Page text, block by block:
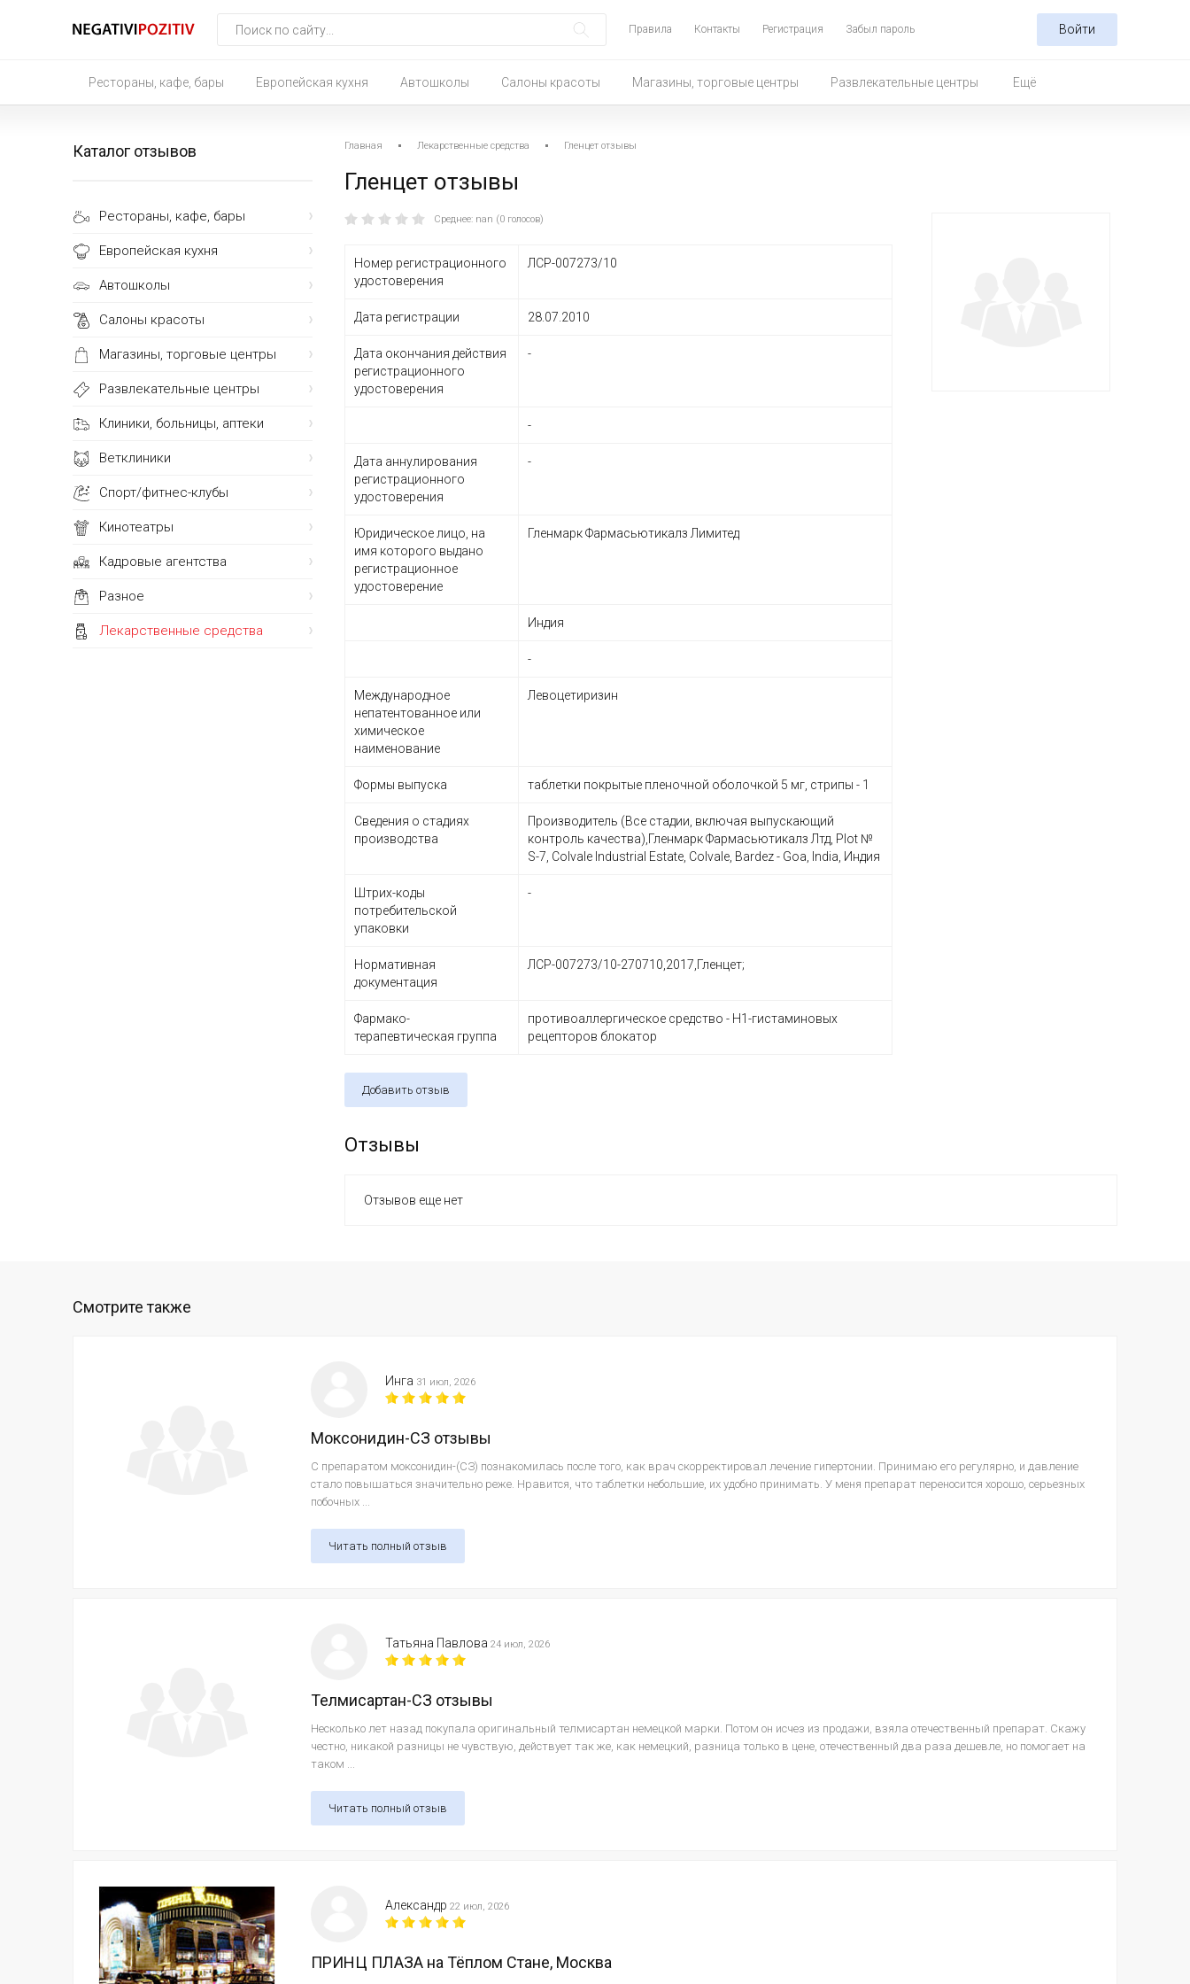
Правила Контакты Регистрация Забыл пароль Войти
Рестораны, кафе, бары Европейская кухня Автошколы Салоны красоты Магазины, торговые центры Развлекательные центры Ещё
Каталог отзывов
Рестораны, кафе, бары
Европейская кухня
Автошколы
Салоны красоты
Магазины, торговые центры
Развлекательные центры
Клиники, больницы, аптеки
Ветклиники
Спорт/фитнес-клубы
Кинотеатры
Кадровые агентства
Разное
Лекарственные средства
Главная Лекарственные средства Гленцет отзывы
Гленцет отзывы
Среднее: nan (0 голосов)
Номер регистрационного
удостоверения
ЛСР-007273/10
Дата регистрации 28.07.2010
Дата окончания действия
регистрационного
удостоверения
-
-
Дата аннулирования
регистрационного
удостоверения
-
Юридическое лицо, на
имя которого выдано
регистрационное
удостоверение
Гленмарк Фармасьютикалз Лимитед
Индия
-
Международное
непатентованное или
химическое
наименование
Левоцетиризин
Формы выпуска таблетки покрытые пленочной оболочкой 5 мг, стрипы - 1
Сведения о стадиях
производства
Производитель (Все стадии, включая выпускающий
контроль качества),Гленмарк Фармасьютикалз Лтд, Plot №
S-7, Colvale Industrial Estate, Colvale, Bardez - Goa, India, Индия
Штрих-коды
потребительской
упаковки
-
Нормативная
документация
ЛСР-007273/10-270710,2017,Гленцет;
Фармако-
терапевтическая группа
противоаллергическое средство - H1-гистаминовых
рецепторов блокатор
Добавить отзыв
Отзывы
Отзывов еще нет
Смотрите также
Инга 31 июл, 2026
Моксонидин-СЗ отзывы
С препаратом моксонидин-(СЗ) познакомилась после того, как врач скорректировал лечение гипертонии. Принимаю его регулярно, и давление
стало повышаться значительно реже. Нравится, что таблетки небольшие, их удобно принимать. У меня препарат переносится хорошо, серьезных
побочных ...
Читать полный отзыв
Татьяна Павлова24 июл, 2026
Телмисартан-СЗ отзывы
Несколько лет назад покупала оригинальный телмисартан немецкой марки. Потом он исчез из продажи, взяла отечественный препарат. Скажу
честно, никакой разницы не чувствую, действует так же, как немецкий, разница только в цене, отечественный два раза дешевле, но помогает на
таком ...
Читать полный отзыв
Александр22 июл, 2026
ПРИНЦ ПЛАЗА на Тёплом Стане, Москва